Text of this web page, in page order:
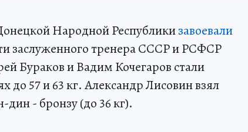
Народной Республикизавоевали
заслуженного тренера СССР и РСФСР
Бураков и Вадим Кочегаров стали
до 57 и 63 кг. Александр Лисовин взял
дин - бронзу (до 36 кг).